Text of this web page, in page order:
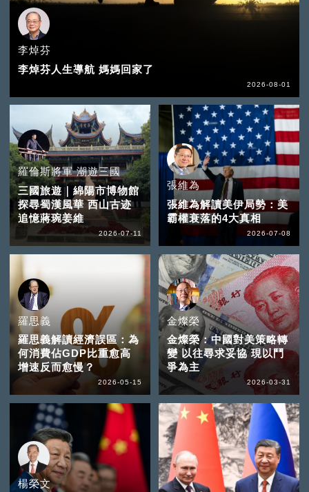
李焯芬
李焯芬人生導航 媽媽回家了
2026-08-01
羅倫斯將軍 潮遊三國
三國旅遊｜綿陽市博物館
探尋蜀漢風華 西山古迹
追憶蔣琬姜維
2026-07-11
張維為
張維為解讀美伊局勢：美
霸權衰落的4大真相
2026-07-08
羅思義
羅思義解讀經濟誤區：為
何消費佔GDP比重愈高
增速反而愈慢？
2026-05-15
金燦榮
金燦榮：中國對美策略轉
變 以往尋求妥協 現以鬥
爭為主
2026-03-31
楊榮文